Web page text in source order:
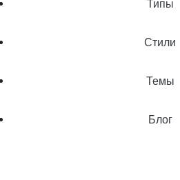
Типы
Стили
Темы
Блог